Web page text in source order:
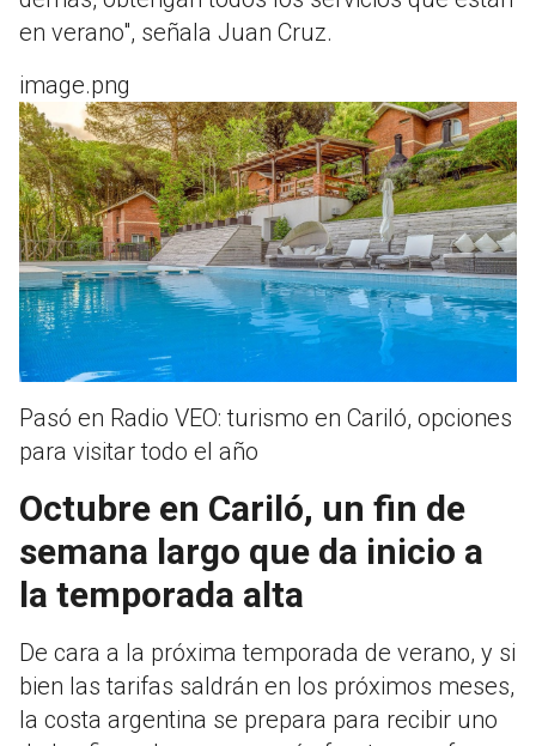
en verano", señala Juan Cruz.
image.png
Pasó en Radio VEO: turismo en Cariló, opciones
para visitar todo el año
Octubre en Cariló, un fin de
semana largo que da inicio a
la temporada alta
De cara a la próxima temporada de verano, y si
bien las tarifas saldrán en los próximos meses,
la costa argentina se prepara para recibir uno